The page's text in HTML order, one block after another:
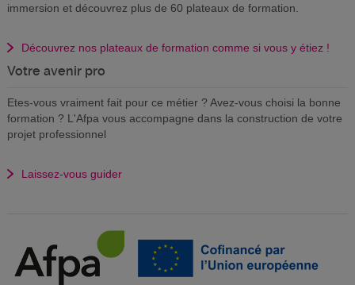
immersion et découvrez plus de 60 plateaux de formation.
Découvrez nos plateaux de formation comme si vous y étiez !
Votre avenir pro
Etes-vous vraiment fait pour ce métier ? Avez-vous choisi la bonne
formation ? L'Afpa vous accompagne dans la construction de votre
projet professionnel
Laissez-vous guider